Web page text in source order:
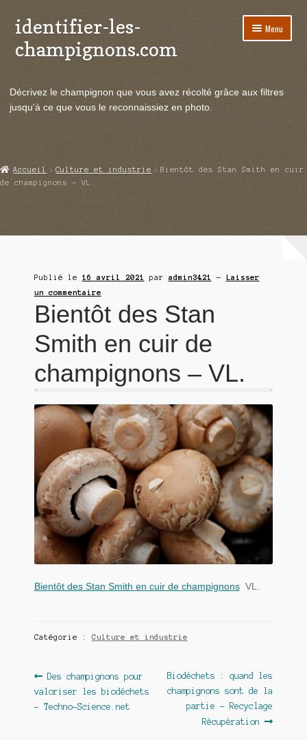
Aller
à
la
Aller
au
contenu
identifier-les-
champignons.com
Menu
le
Actualités
menu
Echanges et contacts
Ouvrir
Décrivez le champignon que vous avez récolté grâce aux filtres
jusqu'à ce que vous le reconnaissiez en photo.
Accueil Culture et industrie
Bientôt des Stan Smith en cuir
de champignons – VL.
Publié le 16 avril 2021 paradmin3421 — Laisser
un commentaire
Bientôt des Stan
Smith en cuir de
champignons – VL.
Bientôt des Stan Smith en cuir de champignons VL.
Catégorie : Culture et industrie
Navigation
de
Article
précédent :
Des champignons pour
valoriser les biodéchets
– Techno-Science.net
Article
suivant :
Biodéchets : quand les
champignons sont de la
partie – Recyclage
Récupération